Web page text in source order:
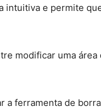
intuitiva e permite
modificar uma área
ferramenta de